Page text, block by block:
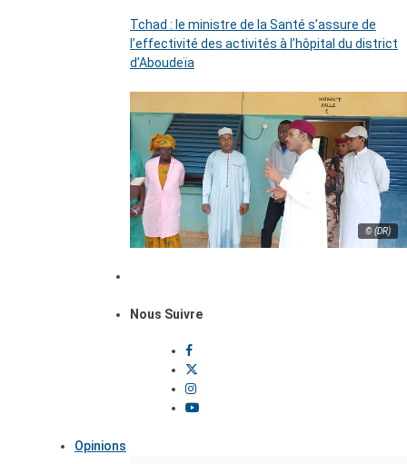
Tchad : le ministre de la Santé s’assure de
l’effectivité des activités à l’hôpital du district
d’Aboudeïa
© (DR)
Nous Suivre
Opinions